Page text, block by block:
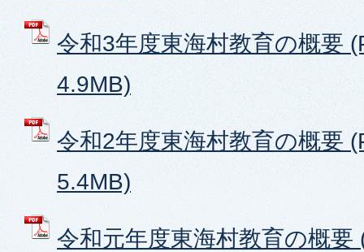
令和3年度東海村教育の概要
4.9MB)
令和2年度東海村教育の概要
5.4MB)
令和元年度東海村教育の概要